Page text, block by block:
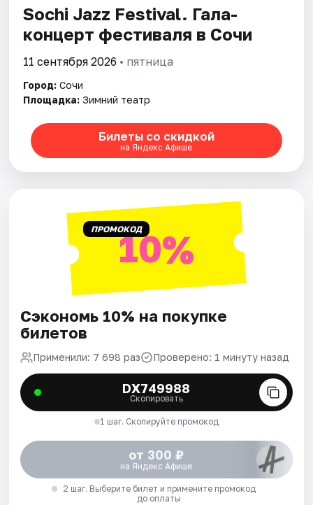
Города
Площадки
Артисты
Рейтинги
Sochi Jazz Festival. Гала-
концерт фестиваля в Сочи
11 сентября 2026 • пятница
Город: Сочи
Площадка: Зимний театр
Билеты со скидкой
на Яндекс Афише
ПРОМОКОД10%
Сэкономь 10% на покупке
билетов
Применили: 7 698 раз Проверено: 1 минуту назад
DX749988
Скопировать
1 шаг. Скопируйте промокод
от 300 ₽
на Яндекс Афише
2 шаг. Выберите билет и примените промокод
до оплаты